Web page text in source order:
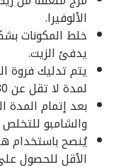
الألوفيرا.
خلط المكونات
يدفئ الزيت.
يتم تدليك فروة
لمدة لا تقل عن 30 دقيقة.
بعد إتمام المدة
والشامبو
يُنصح باستخدام
الأقل للحصول